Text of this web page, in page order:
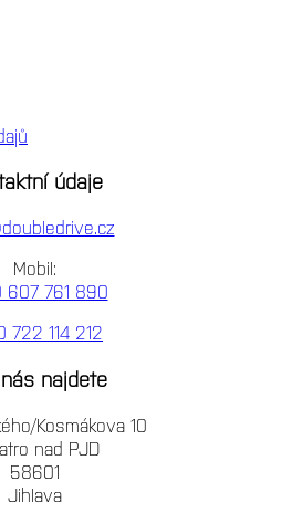
údaje
Mobil:
607 761 890
722 114 212
najdete
Kosmákova 10
nad PJD
58601
Jihlava